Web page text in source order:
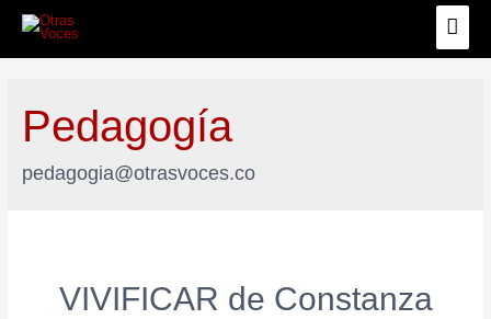
Pedagogía
pedagogia@otrasvoces.co
VIVIFICAR de Constanza